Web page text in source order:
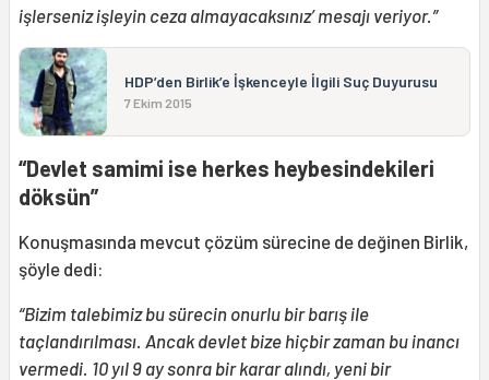
işlerseniz işleyin ceza almayacaksınız’ mesajı veriyor.”
HDP’den Birlik’e İşkenceyle İlgili Suç Duyurusu
7 Ekim 2015
“Devlet samimi ise herkes heybesindekileri
döksün”
Konuşmasında mevcut çözüm sürecine de değinen Birlik,
şöyle dedi:
“Bizim talebimiz bu sürecin onurlu bir barış ile
taçlandırılması. Ancak devlet bize hiçbir zaman bu inancı
vermedi. 10 yıl 9 ay sonra bir karar alındı, yeni bir